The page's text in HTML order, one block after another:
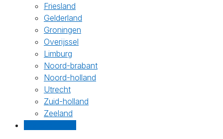
Friesland
Gelderland
Groningen
Overijssel
Limburg
Noord-brabant
Noord-holland
Utrecht
Zuid-holland
Zeeland